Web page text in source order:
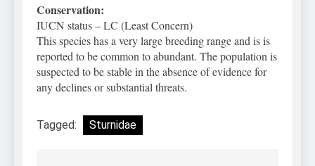
Conservation:
IUCN status – LC (Least Concern)
This species has a very large breeding range and is is
reported to be common to abundant. The population is
suspected to be stable in the absence of evidence for
any declines or substantial threats.
Tagged: Sturnidae